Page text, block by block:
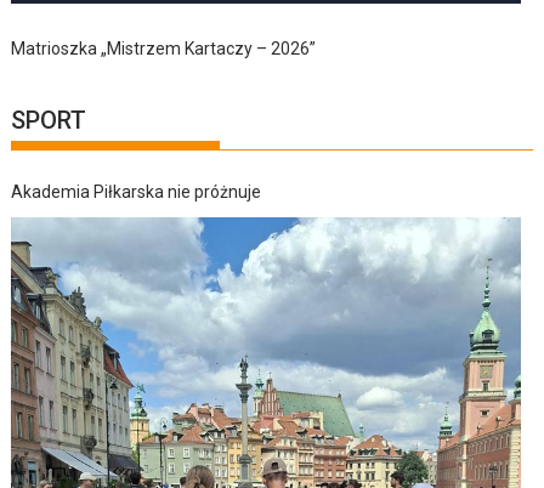
Matrioszka „Mistrzem Kartaczy – 2026”
SPORT
Akademia Piłkarska nie próżnuje